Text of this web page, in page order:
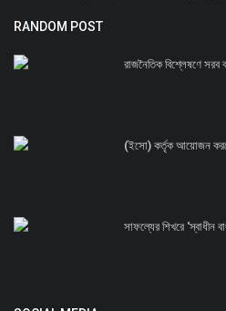
RANDOM POST
রাজনৈতিক বিশ্লেষণে সরব
(ইসো) কর্তৃক আয়োজন করতে
সাফল্যের শিখরে ‘স্বাধীন